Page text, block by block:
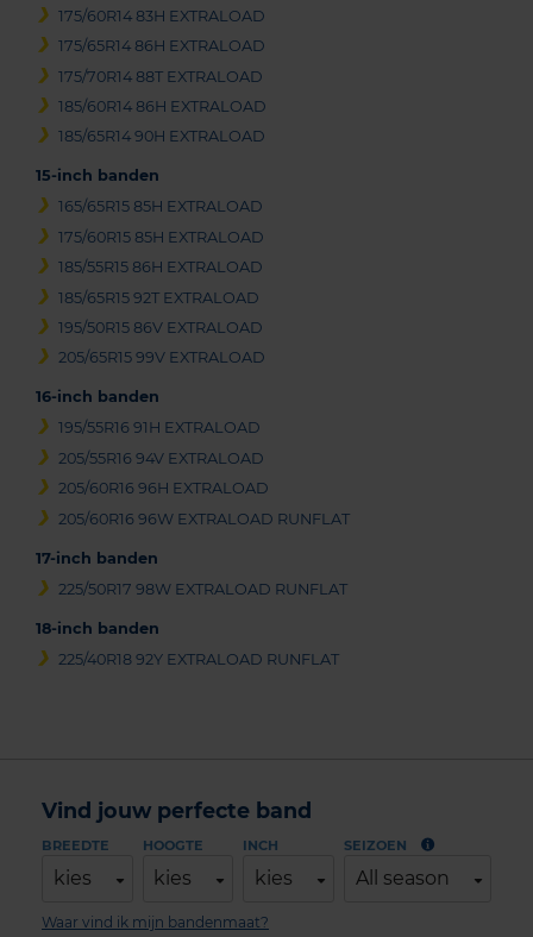
175/60R14 83H EXTRALOAD
175/65R14 86H EXTRALOAD
175/70R14 88T EXTRALOAD
185/60R14 86H EXTRALOAD
185/65R14 90H EXTRALOAD
15-inch banden
165/65R15 85H EXTRALOAD
175/60R15 85H EXTRALOAD
185/55R15 86H EXTRALOAD
185/65R15 92T EXTRALOAD
195/50R15 86V EXTRALOAD
205/65R15 99V EXTRALOAD
16-inch banden
195/55R16 91H EXTRALOAD
205/55R16 94V EXTRALOAD
205/60R16 96H EXTRALOAD
205/60R16 96W EXTRALOAD RUNFLAT
17-inch banden
225/50R17 98W EXTRALOAD RUNFLAT
18-inch banden
225/40R18 92Y EXTRALOAD RUNFLAT
Vind jouw perfecte band
BREEDTE
kies
HOOGTE
kies
INCH
kies
SEIZOEN
All season
Waar vind ik mijn bandenmaat?